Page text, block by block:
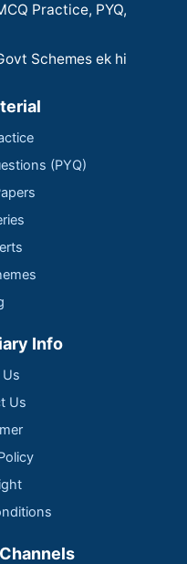
Practice, PYQ,
Schemes ek hi
(PYQ)
Info
Us